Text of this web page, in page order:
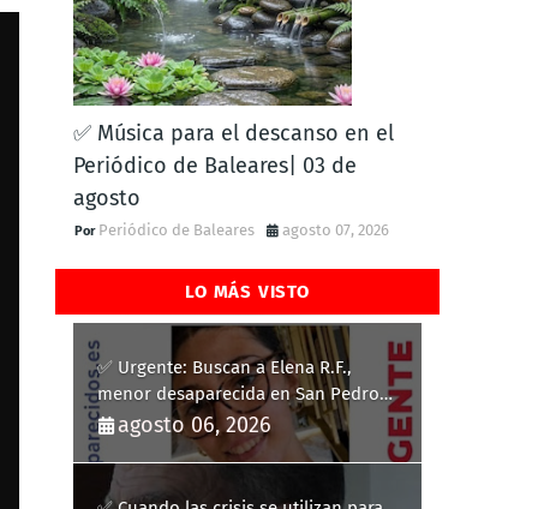
✅ Música para el descanso en el
Periódico de Baleares| 03 de
agosto
Periódico de Baleares agosto 07, 2026
LO MÁS VISTO
✅ Urgente: Buscan a Elena R.F.,
menor desaparecida en San Pedro
del Pinatar
agosto 06, 2026